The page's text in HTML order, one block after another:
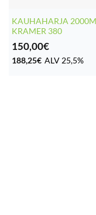
KAUHAHARJA
KRAMER 380
150,00€
188,25€ ALV 25,5%